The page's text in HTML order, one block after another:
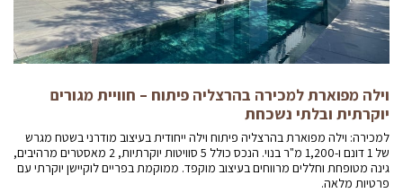
וילה מפוארת למכירה בהרצליה פיתוח – חוויית מגורים
יוקרתית ובלתי נשכחת
למכירה: וילה מפוארת בהרצליה פיתוח וילה ייחודית בעיצוב מודרני בשטח מגרש
של 1 דונם ו-1,200 מ"ר בנוי. הנכס כולל 5 סוויטות יוקרתיות, 2 מאסטרים מרהיבים,
גינה מטופחת וחללים מרווחים בעיצוב מוקפד. ממוקמת בפריים לוקיישן יוקרתי עם
פרטיות מלאה.